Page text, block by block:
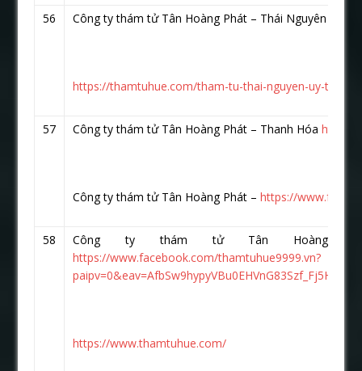
56 Công ty thám tử Tân Hoàng Phát – Thái Nguyên
https://thamtuhue.com/tham-tu-thai-nguyen-uy-tin-
57 Công ty thám tử Tân Hoàng Phát – Thanh Hóahttps://
Công ty thám tử Tân Hoàng Phát –https://
58
Công ty thám tử Tân Hoàng
https://www.facebook.com/thamtuhue9999.vn?
https://www.thamtuhue.com/